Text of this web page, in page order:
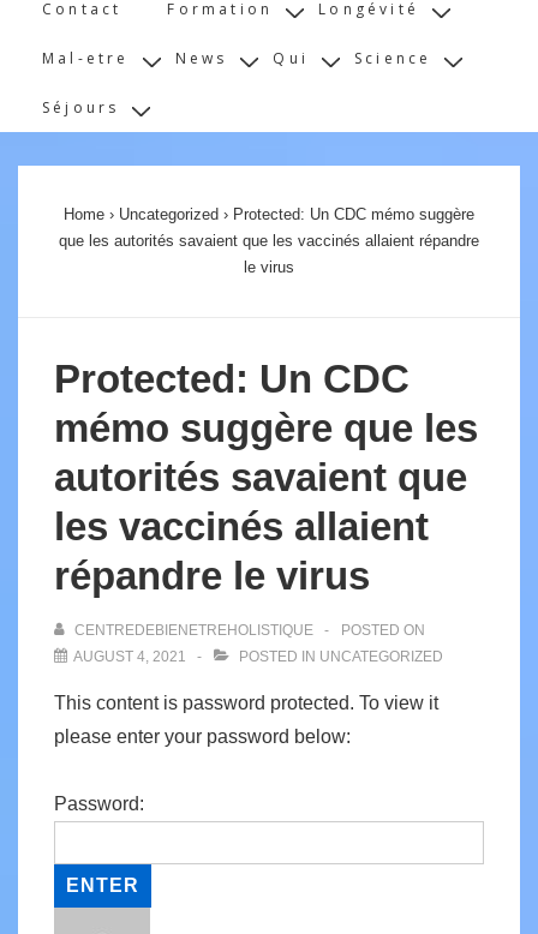
Contact Formation Longévité
Mal-etre News Qui Science
Séjours
Home › Uncategorized › Protected: Un CDC mémo suggère
que les autorités savaient que les vaccinés allaient répandre
le virus
Protected: Un CDC
mémo suggère que les
autorités savaient que
les vaccinés allaient
répandre le virus
CENTREDEBIENETREHOLISTIQUE
POSTED ON
AUGUST 4, 2021
POSTED IN UNCATEGORIZED
This content is password protected. To view it
please enter your password below:
Password: